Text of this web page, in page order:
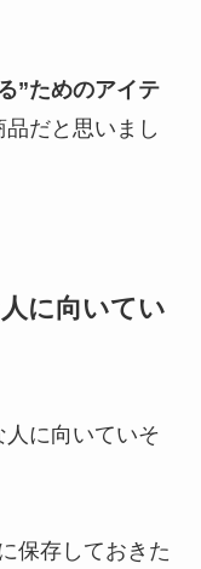
”ためのアイテ
だと思いまし
に向いてい
に向いていそ
保存しておきた